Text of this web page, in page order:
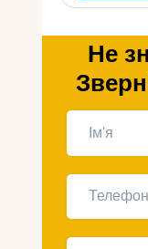
Не